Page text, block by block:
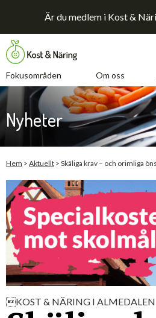
Är du medlem i Kost &
Fokusområden Om oss
Fokusområden
Om oss
Aktuellt
Bli medlem
Kontakt Annonsera
För studenter English
Nyheter
Hem > Aktuellt > Skäliga krav – och orimliga
KOST & NÄRING I ALMEDALEN